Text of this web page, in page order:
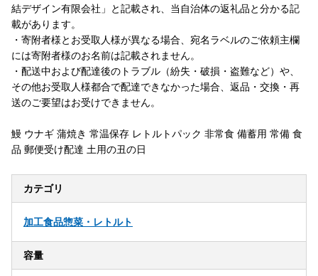
結デザイン有限会社」と記載され、当自治体の返礼品と分かる記
載があります。
・寄附者様とお受取人様が異なる場合、宛名ラベルのご依頼主欄
には寄附者様のお名前は記載されません。
・配送中および配達後のトラブル（紛失・破損・盗難など）や、
その他お受取人様都合で配達できなかった場合、返品・交換・再
送のご要望はお受けできません。
鰻 ウナギ 蒲焼き 常温保存 レトルトパック 非常食 備蓄用 常備 食
品 郵便受け配達 土用の丑の日
カテゴリ
加工食品惣菜・レトルト
容量